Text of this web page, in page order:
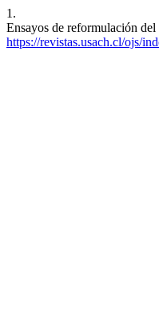
1.
Ensayos de reformulación
https://revistas.usach.cl/ojs/